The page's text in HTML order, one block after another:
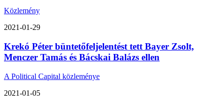
Közlemény
2021-01-29
Krekó Péter büntetőfeljelentést tett Bayer Zsolt,
Menczer Tamás és Bácskai Balázs ellen
A Political Capital közleménye
2021-01-05